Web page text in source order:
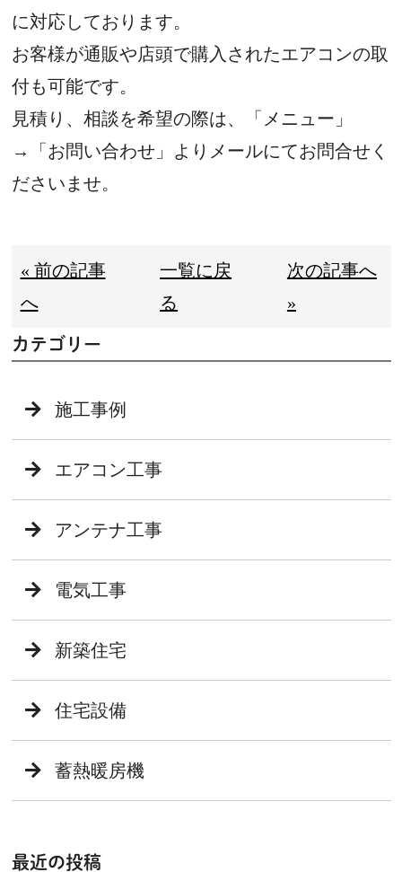
に対応しております。
お客様が通販や店頭で購入されたエアコンの取
付も可能です。
見積り、相談を希望の際は、「メニュー」
→「お問い合わせ」よりメールにてお問合せく
ださいませ。
« 前の記事
へ
一覧に戻
る
次の記事へ
»
カテゴリー
施工事例
エアコン工事
アンテナ工事
電気工事
新築住宅
住宅設備
蓄熱暖房機
最近の投稿